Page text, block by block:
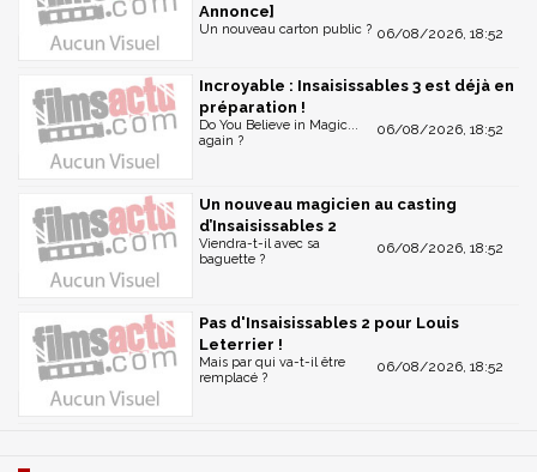
Annonce]
06/08/2026, 18:52
Un nouveau carton public ?
Incroyable : Insaisissables 3 est déjà en
préparation !
06/08/2026, 18:52
Do You Believe in Magic...
again ?
Un nouveau magicien au casting
d’Insaisissables 2
06/08/2026, 18:52
Viendra-t-il avec sa
baguette ?
Pas d'Insaisissables 2 pour Louis
Leterrier !
06/08/2026, 18:52
Mais par qui va-t-il être
remplacé ?